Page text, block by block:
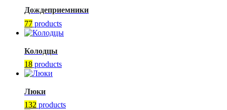
Дождеприемники
77 products
Колодцы
18 products
Люки
132 products